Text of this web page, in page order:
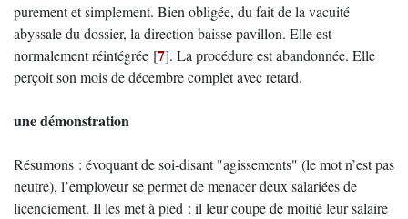
purement et simplement. Bien obligée, du fait de la vacuité
abyssale du dossier, la direction baisse pavillon. Elle est
normalement réintégrée [7]. La procédure est abandonnée. Elle
perçoit son mois de décembre complet avec retard.
une démonstration
Résumons : évoquant de soi-disant "agissements" (le mot n’est pas
neutre), l’employeur se permet de menacer deux salariées de
licenciement. Il les met à pied : il leur coupe de moitié leur salaire